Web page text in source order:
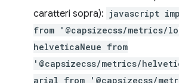
caratteri sopra): javascript
from '@capsizecss/metrics/
helveticaNeue from
'@capsizecss/metrics/
arial from '@capsizecss/